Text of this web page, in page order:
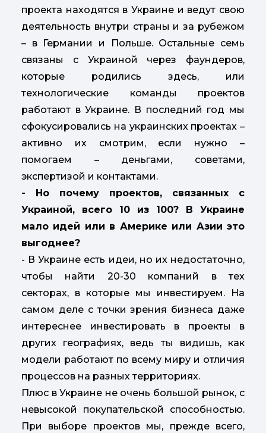
проекта находятся в Украине и ведут свою
деятельность внутри страны и за рубежом
– в Германии и Польше. Остальные семь
связаны с Украиной через фаундеров,
которые родились здесь, или
технологические команды проектов
работают в Украине. В последний год мы
сфокусировались на украинских проектах –
активно их смотрим, если нужно –
помогаем – деньгами, советами,
экспертизой и контактами.
- Но почему проектов, связанных с
Украиной, всего 10 из 100? В Украине
мало идей или в Америке или Азии это
выгоднее?
- В Украине есть идеи, но их недостаточно,
чтобы найти 20-30 компаний в тех
секторах, в которые мы инвестируем. На
самом деле с точки зрения бизнеса даже
интереснее инвестировать в проекты в
других географиях, ведь ты видишь, как
модели работают по всему миру и отличия
процессов на разных территориях.
Плюс в Украине не очень большой рынок, с
невысокой покупательской способностью.
При выборе проектов мы, прежде всего,